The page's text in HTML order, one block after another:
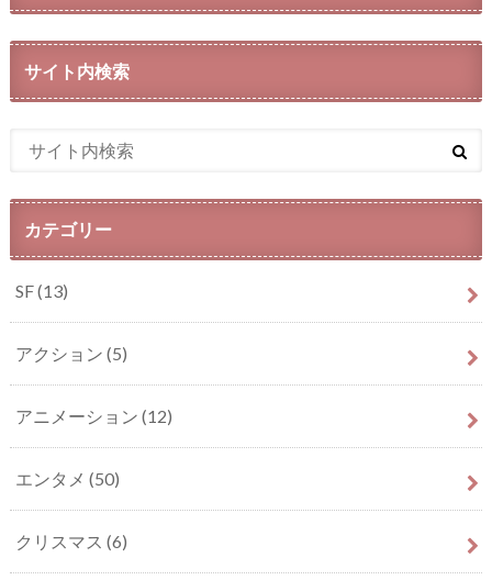
サイト内検索
カテゴリー
SF(13)
アクション (5)
アニメーション (12)
エンタメ (50)
クリスマス (6)